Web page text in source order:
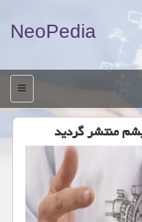
NeoPedia
منو
منتشر گردید